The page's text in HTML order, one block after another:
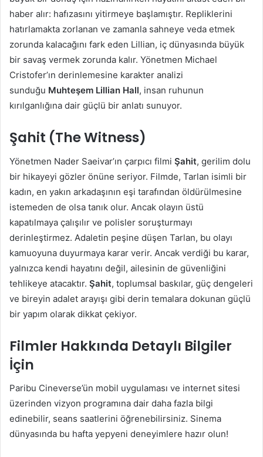
haber alır: hafızasını yitirmeye başlamıştır. Repliklerini
hatırlamakta zorlanan ve zamanla sahneye veda etmek
zorunda kalacağını fark eden Lillian, iç dünyasında büyük
bir savaş vermek zorunda kalır. Yönetmen Michael
Cristofer’ın derinlemesine karakter analizi
sunduğu Muhteşem Lillian Hall, insan ruhunun
kırılganlığına dair güçlü bir anlatı sunuyor.
Şahit (The Witness)
Yönetmen Nader Saeivar’ın çarpıcı filmi Şahit, gerilim dolu
bir hikayeyi gözler önüne seriyor. Filmde, Tarlan isimli bir
kadın, en yakın arkadaşının eşi tarafından öldürülmesine
istemeden de olsa tanık olur. Ancak olayın üstü
kapatılmaya çalışılır ve polisler soruşturmayı
derinleştirmez. Adaletin peşine düşen Tarlan, bu olayı
kamuoyuna duyurmaya karar verir. Ancak verdiği bu karar,
yalnızca kendi hayatını değil, ailesinin de güvenliğini
tehlikeye atacaktır. Şahit, toplumsal baskılar, güç dengeleri
ve bireyin adalet arayışı gibi derin temalara dokunan güçlü
bir yapım olarak dikkat çekiyor.
Filmler Hakkında Detaylı Bilgiler
İçin
Paribu Cineverse’ün mobil uygulaması ve internet sitesi
üzerinden vizyon programına dair daha fazla bilgi
edinebilir, seans saatlerini öğrenebilirsiniz. Sinema
dünyasında bu hafta yepyeni deneyimlere hazır olun!